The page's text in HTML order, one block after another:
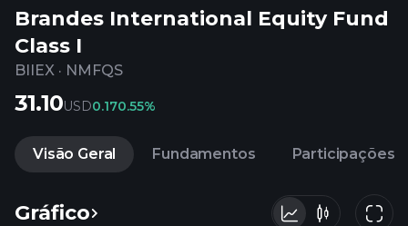
Brandes International Equity Fund
Class I
BIIEX · NMFQS
31.10USD0.170.55%
Visão Geral Fundamentos Participações
Gráfico